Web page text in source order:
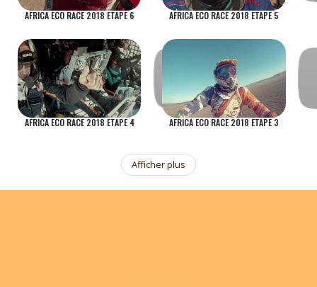
AFRICA ECO RACE 2018 ETAPE 6 AFRICA ECO RACE 2018 ETAPE 5
AFRICA ECO RACE 2018 ETAPE 4 AFRICA ECO RACE 2018 ETAPE 3
Afficher plus